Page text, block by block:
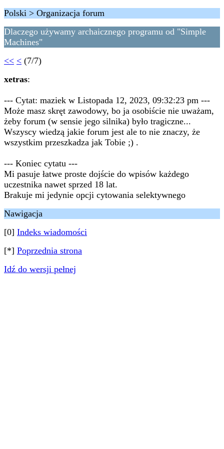
Polski > Organizacja forum
Dlaczego używamy archaicznego programu od "Simple
Machines"
<< < (7/7)
xetras:
--- Cytat: maziek w Listopada 12, 2023, 09:32:23 pm ---
Może masz skręt zawodowy, bo ja osobiście nie uważam,
żeby forum (w sensie jego silnika) było tragiczne...
Wszyscy wiedzą jakie forum jest ale to nie znaczy, że
wszystkim przeszkadza jak Tobie ;) .
--- Koniec cytatu ---
Mi pasuje łatwe proste dojście do wpisów każdego
uczestnika nawet sprzed 18 lat.
Brakuje mi jedynie opcji cytowania selektywnego
Nawigacja
[0] Indeks wiadomości
[*] Poprzednia strona
Idź do wersji pełnej